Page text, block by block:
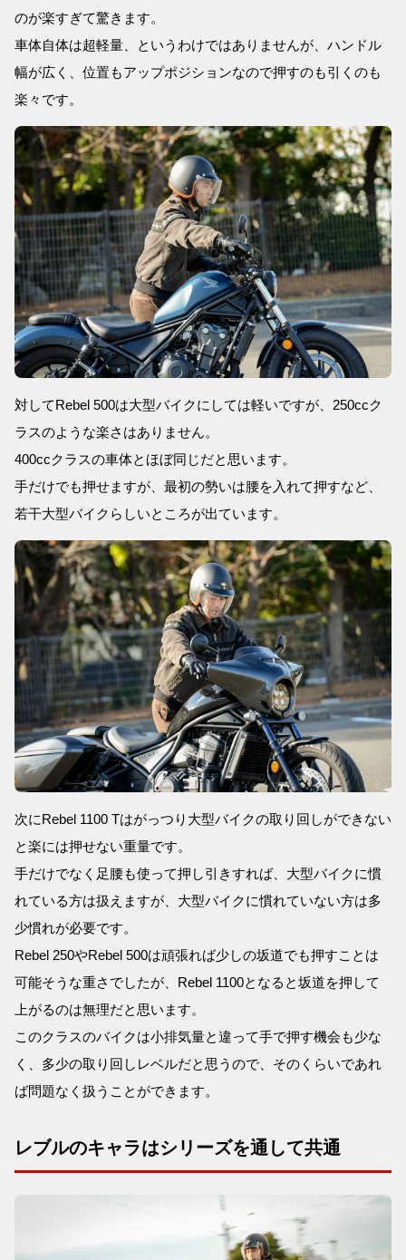
のが楽すぎて驚きます。
車体自体は超軽量、というわけではありませんが、ハンドル
幅が広く、位置もアップポジションなので押すのも引くのも
楽々です。
対してRebel 500は大型バイクにしては軽いですが、250ccク
ラスのような楽さはありません。
400ccクラスの車体とほぼ同じだと思います。
手だけでも押せますが、最初の勢いは腰を入れて押すなど、
若干大型バイクらしいところが出ています。
次にRebel 1100 Tはがっつり大型バイクの取り回しができない
と楽には押せない重量です。
手だけでなく足腰も使って押し引きすれば、大型バイクに慣
れている方は扱えますが、大型バイクに慣れていない方は多
少慣れが必要です。
Rebel 250やRebel 500は頑張れば少しの坂道でも押すことは
可能そうな重さでしたが、Rebel 1100となると坂道を押して
上がるのは無理だと思います。
このクラスのバイクは小排気量と違って手で押す機会も少な
く、多少の取り回しレベルだと思うので、そのくらいであれ
ば問題なく扱うことができます。
レブルのキャラはシリーズを通して共通